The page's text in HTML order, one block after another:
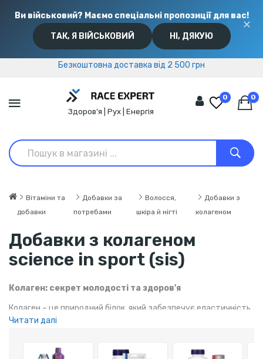
Ви військовий? Маємо спеціальні пропозиції для вас!
ТАК, Я ВІЙСЬКОВИЙ НІ, ДЯКУЮ
✕
Безкоштовна доставка від 2 500 грн
Безкоштовна доставка від 2 500 грн
Здоров’я | Рух | Енергія
0 0
Вітаміни та
добавки
Добавки за
потребами
Волосся,
шкіра й нігті
Добавки з
колагеном
Добавки з колагеном
science in sport (sis)
Колаген: секрет молодості та здоров'я
Колаген – це природний білок, який забезпечує еластичність
шкіри, міцність кісток і суглобів. Добавки з колагеном
навіть за умови високих навантажень.
Читати далі